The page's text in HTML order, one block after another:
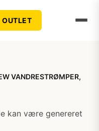
OUTLET
VANDRESTRØMPER,
kan være genereret